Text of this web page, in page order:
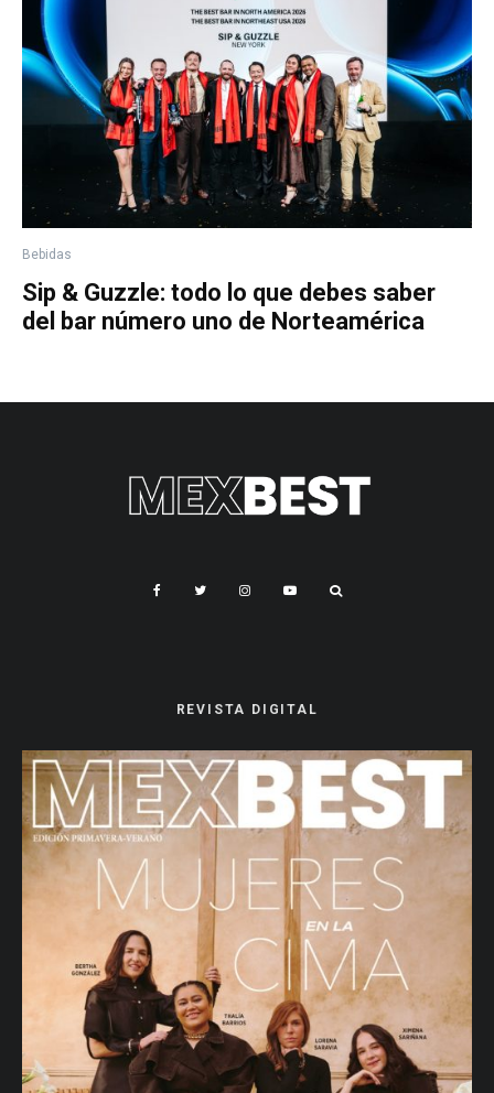
Bebidas
Sip & Guzzle: todo lo que debes saber
del bar número uno de Norteamérica
REVISTA DIGITAL